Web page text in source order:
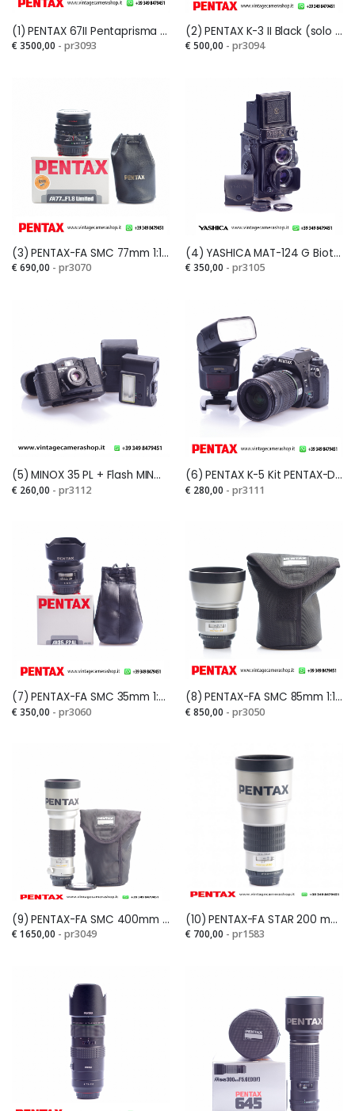
(1) PENTAX 67II Pentaprisma TTL + TAKUMAR SMC 6X7 LS 90mm 1:2,8
€ 3500,00 - pr3093
(2) PENTAX K-3 II Black (solo corpo)
€ 500,00 - pr3094
(3) PENTAX-FA SMC 77mm 1:1,8 Limited Black
€ 690,00 - pr3070
(4) YASHICA MAT-124 G Biottica 6x6 Obiettivo YASHINON 80mm 1:3,5 COPAL-SV
€ 350,00 - pr3105
(5) MINOX 35 PL + Flash MINOX FC35 con custodie in pelle originali
€ 260,00 - pr3112
(6) PENTAX K-5 Kit PENTAX-DA SMC 16-45mm 1: 4 ED AL
€ 280,00 - pr3111
(7) PENTAX-FA SMC 35mm 1:2 AL
€ 350,00 - pr3060
(8) PENTAX-FA SMC 85mm 1:1,4 IF (raro)
€ 850,00 - pr3050
(9) PENTAX-FA SMC 400mm 1:5,6 IF & ED (raro)
€ 1650,00 - pr3049
(10) PENTAX-FA STAR 200 mm F.2,8 IF ED
€ 700,00 - pr1583
imbattuto in questo
fantastico e-
commerce mentre ero
alla ricerca di una
Pentax LX e devo dire
aver trovato
un'offerta...
K 3. Ditta molto seria e
competente, molto
veloci ed onesti. La
consiglio
sicuramente....